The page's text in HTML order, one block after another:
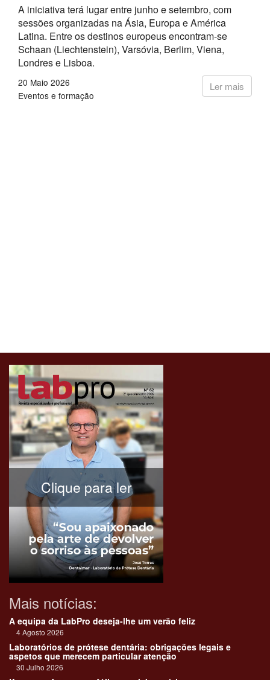
A iniciativa terá lugar entre junho e setembro, com
sessões organizadas na Ásia, Europa e América
Latina. Entre os destinos europeus encontram-se
Schaan (Liechtenstein), Varsóvia, Berlim, Viena,
Londres e Lisboa.
Ler mais
20 Maio 2026
Eventos e formação
Clique para ler
Mais notícias:
A equipa da LabPro deseja-lhe um verão feliz
4 Agosto 2026
Laboratórios de prótese dentária: obrigações legais e
aspetos que merecem particular atenção
30 Julho 2026